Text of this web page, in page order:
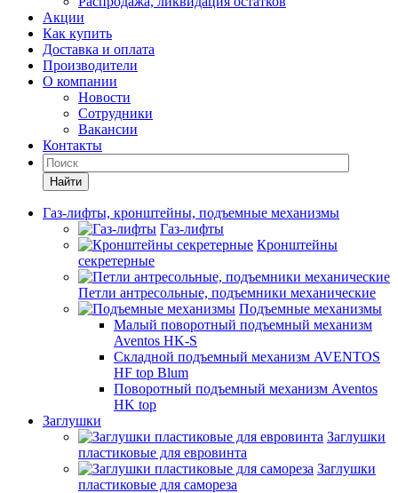
Акции
Как купить
Доставка и оплата
Производители
О компании
Новости
Сотрудники
Вакансии
Контакты
Найти
Газ-лифты, кронштейны, подъемные механизмы
Газ-лифты
Кронштейны
секретерные
Петли антресольные, подъемники механические
Подъемные механизмы
Малый поворотный подъемный механизм
Aventos HK-S
Складной подъемный механизм AVENTOS
HF top Blum
Поворотный подъемный механизм Aventos
HK top
Заглушки
Заглушки
пластиковые для евровинта
Заглушки
пластиковые для самореза